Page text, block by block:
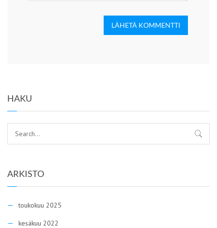
LÄHETÄ KOMMENTTI
HAKU
ARKISTO
toukokuu 2025
kesäkuu 2022